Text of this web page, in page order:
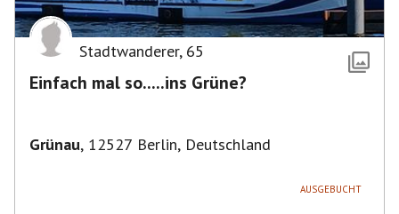
Stadtwanderer, 65
Einfach mal so.....ins Grüne?
Grünau, 12527 Berlin, Deutschland
AUSGEBUCHT